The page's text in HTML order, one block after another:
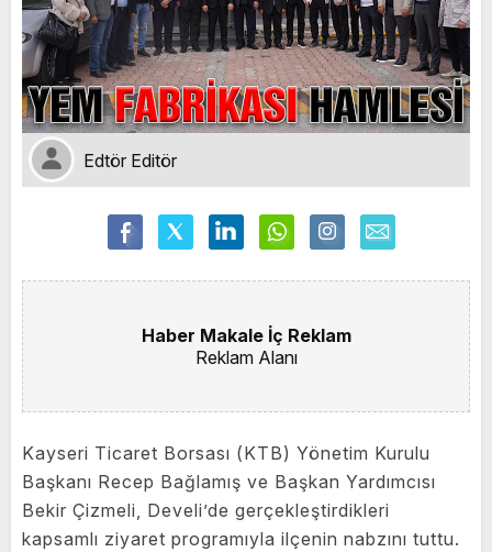
Edtör Editör
Haber Makale İç Reklam
Reklam Alanı
Kayseri Ticaret Borsası (KTB) Yönetim Kurulu
Başkanı Recep Bağlamış ve Başkan Yardımcısı
Bekir Çizmeli, Develi’de gerçekleştirdikleri
kapsamlı ziyaret programıyla ilçenin nabzını tuttu.